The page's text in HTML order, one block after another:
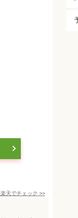
楽天でチェック >>